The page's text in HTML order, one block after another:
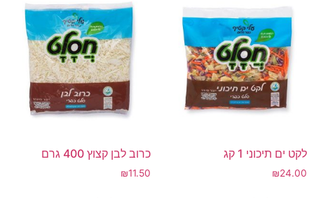
לקט ים תיכוני 1 קג
₪24.00
כרוב לבן קצוץ 400 גרם
₪11.50